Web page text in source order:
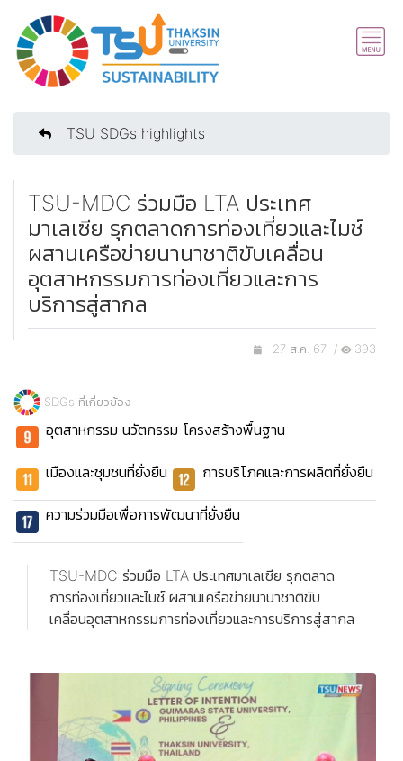
TSU SDGs highlights
TSU-MDC ร่วมมือ LTA ประเทศ
มาเลเซีย รุกตลาดการท่องเที่ยวและไมช์
ผสานเครือข่ายนานาชาติขับเคลื่อน
อุตสาหกรรมการท่องเที่ยวและการ
บริการสู่สากล
27 ส.ค. 67 / 393
SDGs ที่เกี่ยวข้อง
อุตสาหกรรม นวัตกรรม โครงสร้างพื้นฐาน
เมืองและชุมชนที่ยั่งยืน การบริโภคและการผลิตที่ยั่งยืน
ความร่วมมือเพื่อการพัฒนาที่ยั่งยืน
TSU-MDC ร่วมมือ LTA ประเทศมาเลเซีย รุกตลาด
การท่องเที่ยวและไมช์ ผสานเครือข่ายนานาชาติขับ
เคลื่อนอุตสาหกรรมการท่องเที่ยวและการบริการสู่สากล